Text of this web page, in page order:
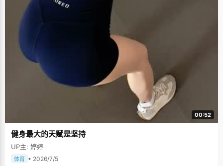
00:52
健身最大的天赋是坚持
UP主: 婷婷
体育 • 2026/7/5